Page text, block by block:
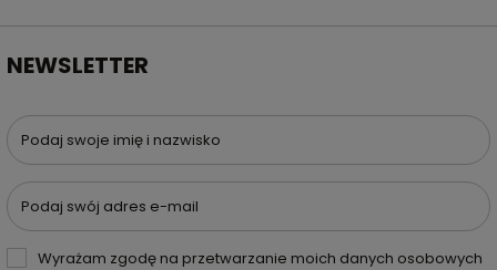
NEWSLETTER
Podaj swoje imię i nazwisko
Podaj swój adres e-mail
Wyrażam zgodę na przetwarzanie moich danych osobowych